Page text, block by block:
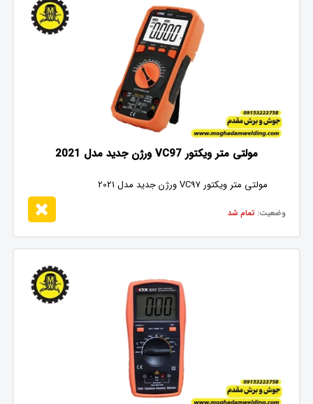
مولتی متر ویکتور VC97 ورژن جدید مدل 2021
مولتی متر ویکتور VC97 ورژن جدید مدل 2021
وضعیت: تمام شد